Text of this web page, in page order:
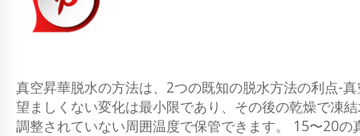
真空昇華脱水の方法は、2つの既知の脱水方法の利点-
望ましくない変化は最小限であり、その後の乾燥で凍
調整されていない周囲温度で保管できます。 15〜20